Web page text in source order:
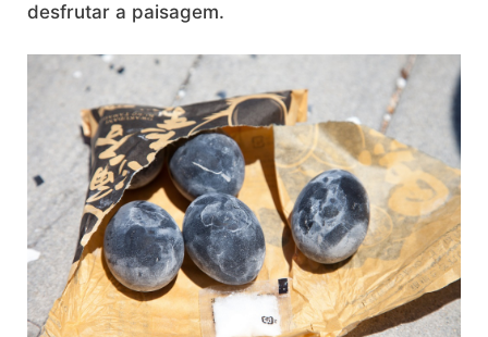
desfrutar a paisagem.